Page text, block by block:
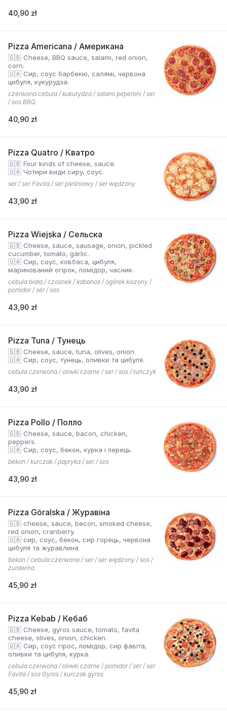
40,90 zł
Pizza Americana / Американа
🇬🇧 Cheese, BBQ sauce, salami, red onion,
corn.
🇺🇦 Сир, соус барбекю, салямі, червона
цибуля, кукурудза.
czerwona cebula / kukurydza / salami peperoni / ser
/ sos BBQ
40,90 zł
Pizza Quatro / Кватро
🇬🇧 Four kinds of cheese, sauce.
🇺🇦 Чотири види сиру, соус.
ser / ser Favita / ser pleśniowy / ser wędzony
43,90 zł
Pizza Wiejska / Сельска
🇬🇧 Cheese, sauce, sausage, onion, pickled
cucumber, tomato, garlic.
🇺🇦 Сир, соус, ковбаса, цибуля,
маринований огірок, помідор, часник.
cebula biała / czosnek / kabanos / ogórek kiszony /
pomidor / ser / sos
43,90 zł
Pizza Tuna / Тунець
🇬🇧 Cheese, sauce, tuna, olives, onion.
🇺🇦 Сир, соус, тунець, оливки та цибуля.
cebula czerwona / oliwki czarne / ser / sos / tuńczyk
43,90 zł
Pizza Pollo / Полло
🇬🇧 Cheese, sauce, bacon, chicken,
peppers.
🇺🇦 Сир, соус, бекон, курка і перець.
bekon / kurczak / papryka / ser / sos
43,90 zł
Pizza Góralska / Журавіна
🇬🇧 cheese, sauce, becon, smoked cheese,
red onion, cranberry.
🇺🇦 сир, соус, бекон, сир горець, червона
цибуля та журавлина
bekon / cebula czerwona / ser / ser wędzony / sos /
żurawina
45,90 zł
Pizza Kebab / Кебаб
🇬🇧 Cheese, gyros sauce, tomato, favita
cheese, olives, onion, chicken.
🇺🇦 Сир, соус гірос, помідор, сир фавіта,
оливки та цибуля, курка.
cebula czerwona / oliwki czarne / pomidor / ser / ser
Favita / sos Gyros / kurczak gyros
45,90 zł